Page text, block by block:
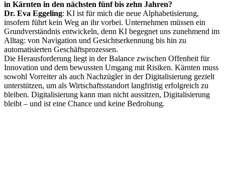
in Kärnten in den nächsten fünf bis zehn Jahren?
Dr. Eva Eggeling: KI ist für mich die neue Alphabetisierung,
insofern führt kein Weg an ihr vorbei. Unternehmen müssen ein
Grundverständnis entwickeln, denn KI begegnet uns zunehmend im
Alltag: von Navigation und Gesichtserkennung bis hin zu
automatisierten Geschäftsprozessen.
Die Herausforderung liegt in der Balance zwischen Offenheit für
Innovation und dem bewussten Umgang mit Risiken. Kärnten muss
sowohl Vorreiter als auch Nachzügler in der Digitalisierung gezielt
unterstützen, um als Wirtschaftsstandort langfristig erfolgreich zu
bleiben. Digitalisierung kann man nicht aussitzen, Digitalisierung
bleibt – und ist eine Chance und keine Bedrohung.